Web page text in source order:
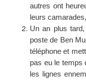
autres ont
leurs
Un an plus
poste de Ben
téléphone et
pas eu le temps
les lignes